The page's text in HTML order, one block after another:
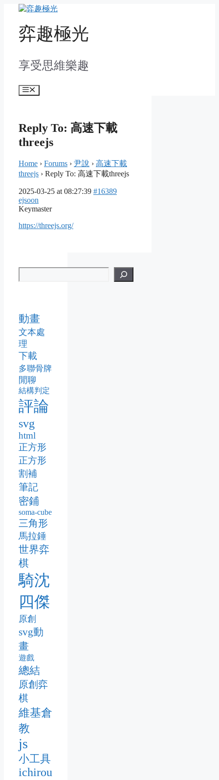
content弈趣極光
享受思維樂趣
Menu
Reply To: 高速下載
threejs
Home › Forums › 尹說 › 高速下載
threejs › Reply To: 高速下載threejs
2025-03-25 at 08:27:39 #16389
ejsoon
Keymaster
https://threejs.org/
動畫
文本處
理
下載
多聯骨牌
閒聊
結構判定
評論
svg
html
正方形
正方形
割補
筆記
密鋪
soma-cube
三角形
馬拉錘
世界弈
棋
騎沈
四傑
原創
svg動
畫
遊戲
總結
原創弈
棋
維基倉
教
js
小工具
ichirou